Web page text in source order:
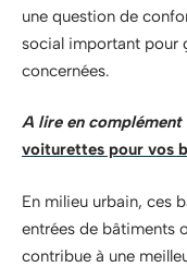
une question de
social important pour
concernées.
A lire en complément
voiturettes pour vos
En milieu urbain, ces
entrées de bâtiments
contribue à une